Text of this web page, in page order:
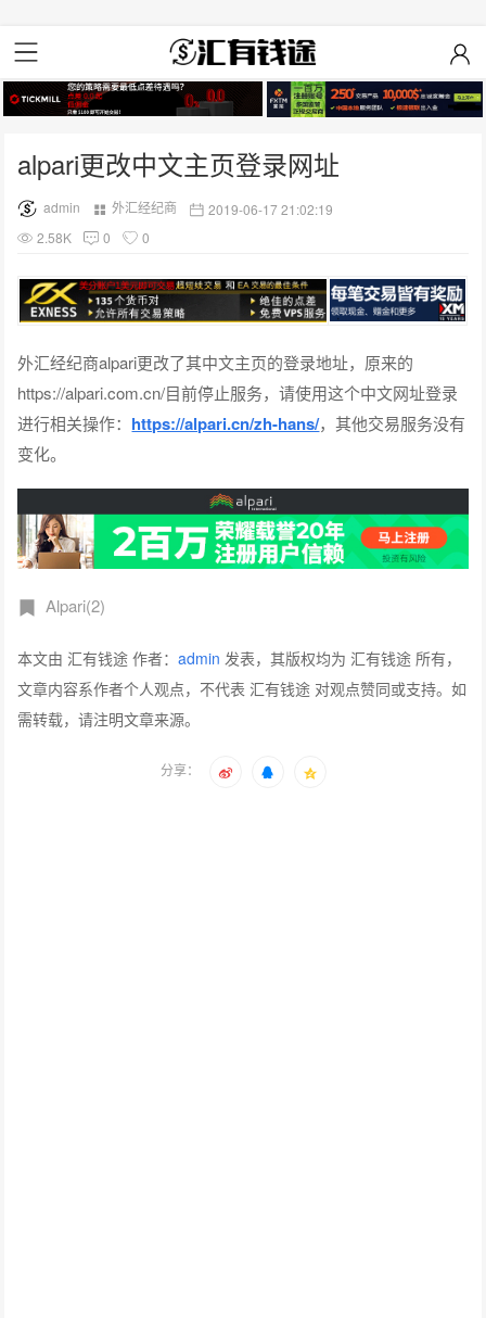
alpari更改中文主页登录网址
admin 外汇经纪商
2019-06-17 21:02:19
2.58K
0 0
外汇经纪商alpari更改了其中文主页的登录地址，原来的
https://alpari.com.cn/目前停止服务，请使用这个中文网址登录
进行相关操作： https://alpari.cn/zh-hans/，其他交易服务没有
变化。
Alpari(2)
本文由 汇有钱途 作者：admin 发表，其版权均为 汇有钱途 所有，
文章内容系作者个人观点，不代表 汇有钱途 对观点赞同或支持。如
需转载，请注明文章来源。
分享：